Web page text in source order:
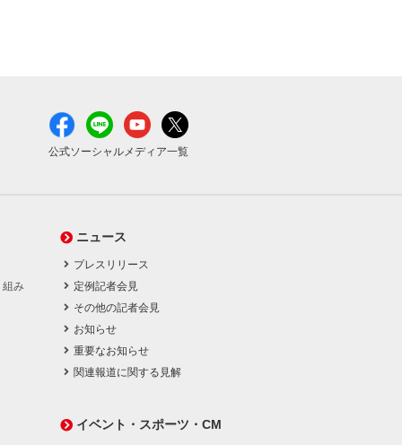
公式ソーシャルメディア一覧
組み
ニュース
プレスリリース
定例記者会見
その他の記者会見
お知らせ
重要なお知らせ
関連報道に関する見解
イベント・スポーツ・CM